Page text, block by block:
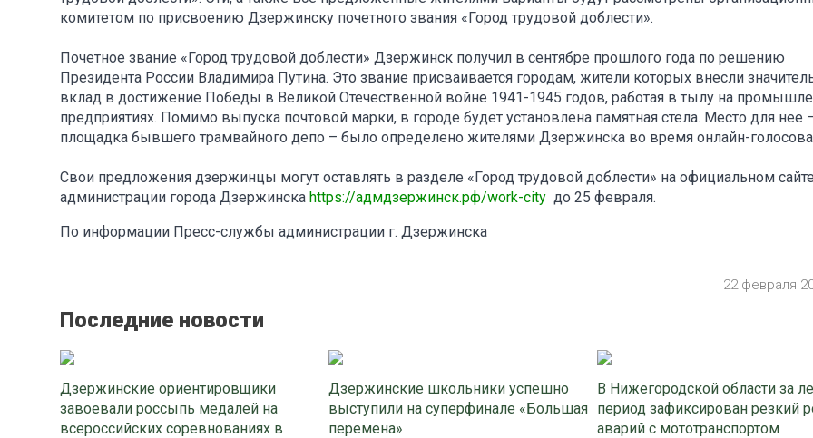
комитетом по присвоению Дзержинску почетного звания «Город трудовой доблести».
Почетное звание «Город трудовой доблести» Дзержинск получил в сентябре прошлого года по решению
Президента России Владимира Путина. Это звание присваивается городам, жители которых внесли
вклад в достижение Победы в Великой Отечественной войне 1941-1945 годов, работая в тылу на
предприятиях. Помимо выпуска почтовой марки, в городе будет установлена памятная стела. Место для нее
площадка бывшего трамвайного депо – было определено жителями Дзержинска во время онлайн-
Свои предложения дзержинцы могут оставлять в разделе «Город трудовой доблести» на официальном сайте
администрации города Дзержинска https://адмдзержинск.рф/work-city до 25 февраля.
По информации Пресс-службы администрации г. Дзержинска
22 февраля
Последние новости
Дзержинские ориентировщики
завоевали россыпь медалей на
всероссийских соревнованиях в
Дзержинские школьники успешно
выступили на суперфинале «Большая
перемена»
В Нижегородской области за
период зафиксирован резкий
аварий с мототранспортом